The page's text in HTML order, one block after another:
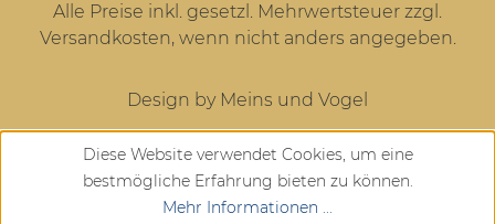
Alle Preise inkl. gesetzl. Mehrwertsteuer zzgl.
Versandkosten, wenn nicht anders angegeben.
Design by Meins und Vogel
Diese Website verwendet Cookies, um eine
bestmögliche Erfahrung bieten zu können.
Mehr Informationen ...